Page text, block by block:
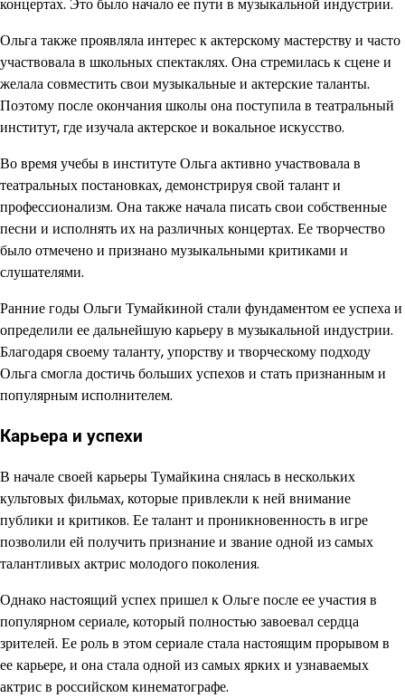
концертах. Это было начало ее пути в музыкальной индустрии.
Ольга также проявляла интерес к актерскому мастерству и часто
участвовала в школьных спектаклях. Она стремилась к сцене и
желала совместить свои музыкальные и актерские таланты.
Поэтому после окончания школы она поступила в театральный
институт, где изучала актерское и вокальное искусство.
Во время учебы в институте Ольга активно участвовала в
театральных постановках, демонстрируя свой талант и
профессионализм. Она также начала писать свои собственные
песни и исполнять их на различных концертах. Ее творчество
было отмечено и признано музыкальными критиками и
слушателями.
Ранние годы Ольги Тумайкиной стали фундаментом ее успеха и
определили ее дальнейшую карьеру в музыкальной индустрии.
Благодаря своему таланту, упорству и творческому подходу
Ольга смогла достичь больших успехов и стать признанным и
популярным исполнителем.
Карьера и успехи
В начале своей карьеры Тумайкина снялась в нескольких
культовых фильмах, которые привлекли к ней внимание
публики и критиков. Ее талант и проникновенность в игре
позволили ей получить признание и звание одной из самых
талантливых актрис молодого поколения.
Однако настоящий успех пришел к Ольге после ее участия в
популярном сериале, который полностью завоевал сердца
зрителей. Ее роль в этом сериале стала настоящим прорывом в
ее карьере, и она стала одной из самых ярких и узнаваемых
актрис в российском кинематографе.